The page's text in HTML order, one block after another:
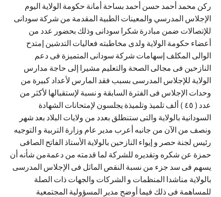
ركن محمد أحمد حسن أحمد بساحة أمانة حكومة الولاية اليوم
الإجلاس المدرسي والمعينات الطبية المقدمة من شركة سودانى
للإتصالات ضمن مبادرة شكرا سودانى وذلك بحضور عدد من
أعضاء حكومة الولاية ولدى مخاطبته فعاليات التدشين إمتدح
الوالى المكلف إسهامات شركة سودانى المتميزة فى دعم
النازحين فى مجالى الصحة والتعليم مشيرا إلى حاجة مدارس
الولاية للإجلاس المدرسى بسبب فقد المارس لأعداد كبيرة من
وحدات الإجلاس فى الفترة السابقة و نسبة لإستقبالها لأكثر من
عدد ( ٤٥ ) ألف تلميذ وتلميذة يجلسون لإمتحانات الشهادة
السودانية بالولاية والتى ستنطلق بعدد من ولايات البلاد بعد شهر
ونصف من الآن من جانبه أعرب مدير عام وزارة التربية و التوجيه
رئيس لجنة حصر و إيواء النازحين بالولاية الأستاذ الفاتح الصافى
حمزة عن شكره وتقديره للشركة لما قدمته من دعمةمن شأنه أن
يسهم فى سد جزء من نسبة النقص الماثل فى الإجلاس المدرسى
بالولاية مناشدا المنظمات و الشركات والجهات ذات الصلة
للمساهمة فى ذلك فيما أوضح مدير المسؤولية المجتمعية